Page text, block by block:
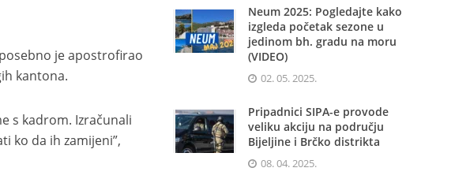
je apostrofirao
kantona.
s kadrom. Izračunali
ko da ih zamijeni”,
Neum 2025: Pogledajte kako
izgleda početak sezone u
jedinom bh. gradu na moru
(VIDEO)
02. 05. 2025.
Pripadnici SIPA-e provode
veliku akciju na području
Bijeljine i Brčko distrikta
08. 04. 2025.